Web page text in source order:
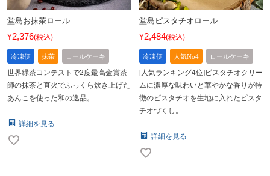
堂島お抹茶ロール
¥2,376 税込
冷凍便 抹茶 ロールケーキ
世界緑茶コンテストで2度最高金賞茶
師の抹茶と直火でふっくら炊き上げた
あんこを使った和の逸品。
詳細を見る
堂島ピスタチオロール
¥2,484 税込
冷凍便 人気No4 ロールケーキ
[人気ランキング4位]ピスタチオクリー
ムに濃厚な味わいと華やかな香りが特
徴のピスタチオを生地に入れたピスタ
チオづくし。
詳細を見る